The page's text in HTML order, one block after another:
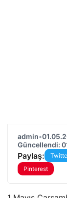
admin•
Güncellendi:
Paylaş:
Pinterest